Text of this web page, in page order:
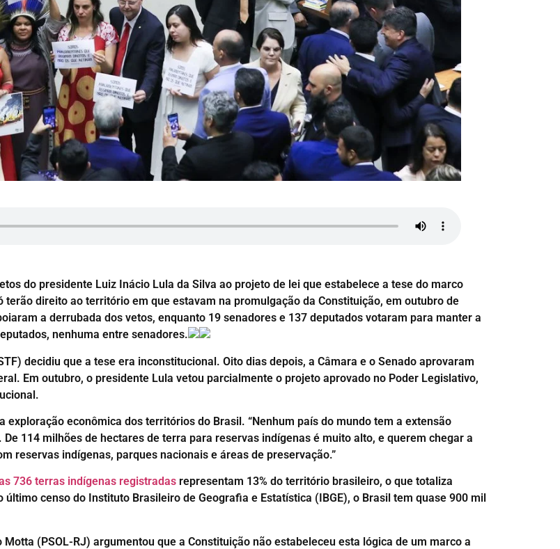
do presidente Luiz Inácio Lula da Silva ao projeto de lei que estabelece a tese do marco
direito ao território em que estavam na promulgação da Constituição, em outubro de
a derrubada dos vetos, enquanto 19 senadores e 137 deputados votaram para manter a
nenhuma entre senadores.
decidiu que a tese era inconstitucional. Oito dias depois, a Câmara e o Senado aprovaram
Em outubro, o presidente Lula vetou parcialmente o projeto aprovado no Poder Legislativo,
exploração econômica dos territórios do Brasil. “Nenhum país do mundo tem a extensão
114 milhões de hectares de terra para reservas indígenas é muito alto, e querem chegar a
reservas indígenas, parques nacionais e áreas de preservação.”
736 terras indígenas registradas representam 13% do território brasileiro, o que totaliza
censo do Instituto Brasileiro de Geografia e Estatística (IBGE), o Brasil tem quase 900 mil
(PSOL-RJ) argumentou que a Constituição não estabeleceu esta lógica de um marco a